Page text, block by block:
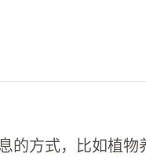
的方式，比如植物